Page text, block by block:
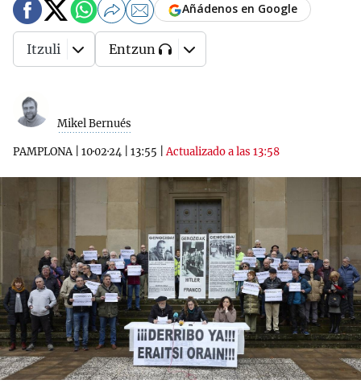
Mikel Bernués
PAMPLONA| 10·02·24 13:55 |Actualizado a las 13:58
Añádenos en Google
Itzuli Entzun